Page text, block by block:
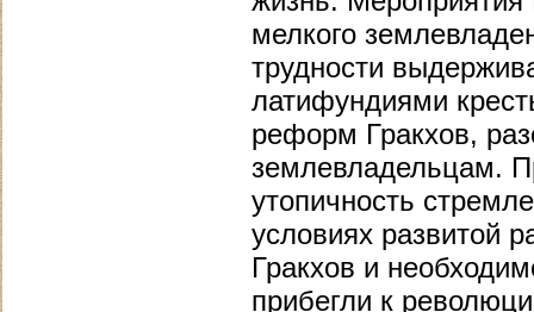
мелкого
трудности
латифундиями
реформ Гракхов,
землевладельцам.
утопичность
условиях развитой
Гракхов и
прибегли к